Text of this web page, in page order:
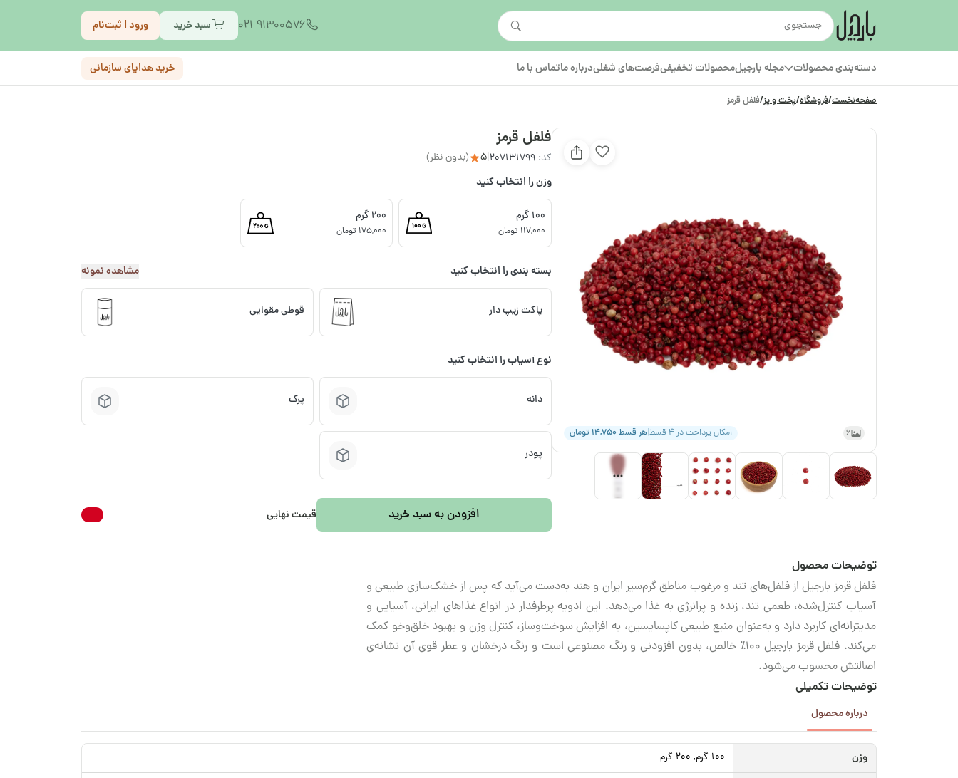
021-91300576 سبد خرید ورود | ثبت‌نام
دسته‌بندی محصولات مجله بارجیلمحصولات تخفیفیفرصت‌های شغلیدرباره ماتماس با ما خرید هدایای سازمانی
صفحه‌نخست/فروشگاه/پخت و پز/فلفل قرمز
6 امکان پرداخت در ۴ قسط |هر قسط ۱۴,۷۵۰ تومان
فلفل قرمز
کد: 207131799
|
5 (بدون نظر)
وزن را انتخاب کنید
100 گرم
117,000 تومان
200 گرم
175,000 تومان
بسته بندی را انتخاب کنید مشاهده نمونه
پاکت زیپ دار قوطی مقوایی
نوع آسیاب را انتخاب کنید
دانه پرک
پودر
افزودن به سبد خرید قیمت نهایی
توضیحات محصول
فلفل قرمز بارجیل از فلفل‌های تند و مرغوب مناطق گرم‌سیر ایران و هند به‌دست می‌آید که پس از خشک‌سازی طبیعی و
آسیاب کنترل‌شده، طعمی تند، زنده و پرانرژی به غذا می‌دهد. این ادویه پرطرفدار در انواع غذاهای ایرانی، آسیایی و
مدیترانه‌ای کاربرد دارد و به‌عنوان منبع طبیعی کاپسایسین، به افزایش سوخت‌وساز، کنترل وزن و بهبود خلق‌و‌خو کمک
می‌کند. فلفل قرمز بارجیل ۱۰۰٪ خالص، بدون افزودنی و رنگ مصنوعی است و رنگ درخشان و عطر قوی آن نشانه‌ی
اصالتش محسوب می‌شود.
توضیحات تکمیلی
درباره محصول
وزن 100 گرم, 200 گرم